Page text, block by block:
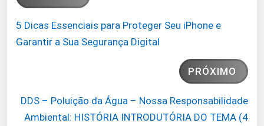
5 Dicas Essenciais para Proteger Seu iPhone e
Garantir a Sua Segurança Digital
PRÓXIMO
DDS – Poluição da Água – Nossa Responsabilidade
Ambiental: HISTÓRIA INTRODUTÓRIA DO TEMA (4